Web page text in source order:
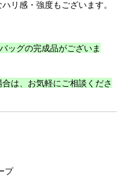
リ感・強度もございます。
ッグの完成品がございま
は、お気軽にご相談くださ
プ